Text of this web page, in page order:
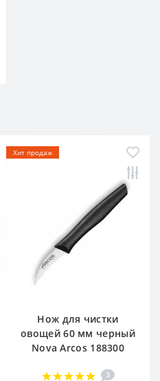
Хит продаж
Нож для чистки
овощей 60 мм черный
Nova Arcos 188300
3